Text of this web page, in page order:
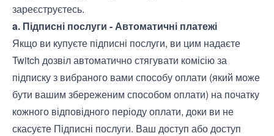
зареєструєтесь.
a. Підписні послуги - Автоматичні платежі
Якщо ви купуєте підписні послуги, ви цим надаєте
Twitch дозвіл автоматично стягувати комісію за
підписку з вибраного вами способу оплати (який може
бути вашим збереженим способом оплати) на початку
кожного відповідного періоду оплати, доки ви не
скасуєте Підписні послуги. Ваш доступ або доступ